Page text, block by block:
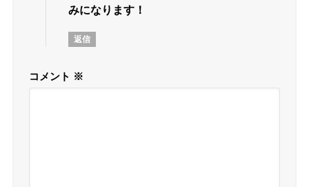
みになります！
返信
コメント ※